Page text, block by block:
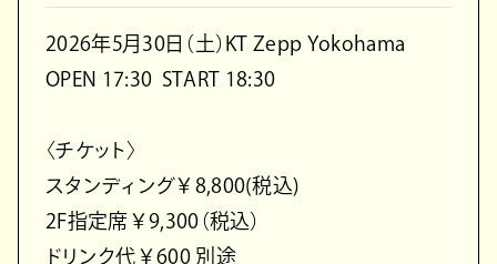
2026年5月30日（土）KT Zepp Yokohama
OPEN 17:30 START 18:30
〈チケット〉
スタンディング￥8,800(税込)
2F指定席￥9,300（税込）
ドリンク代￥600 別途